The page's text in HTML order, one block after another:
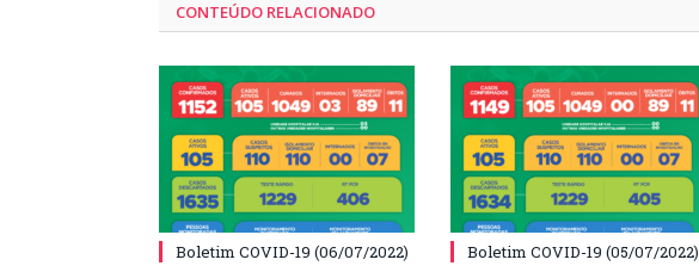
CONTEÚDO RELACIONADO
Boletim COVID-19 (06/07/2022) Boletim COVID-19 (05/07/2022)